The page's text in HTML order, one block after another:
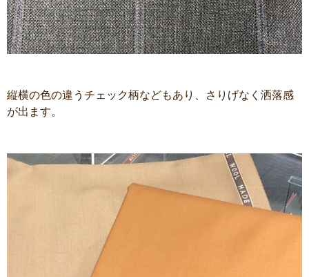
縦横の色の違うチェック柄などもあり、さりげなく洒落感
が出ます。